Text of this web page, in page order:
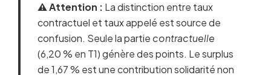
⚠️ Attention : La distinction entre taux
contractuel et taux appelé est source de
confusion. Seule la partie contractuelle
(6,20 % en T1) génère des points. Le surplus
de 1,67 % est une contribution solidarité non